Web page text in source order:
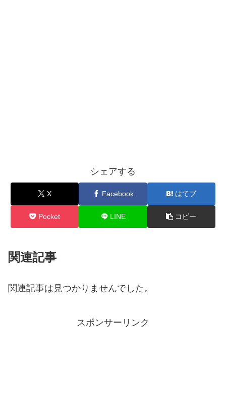
シェアする
X Facebook はてブ
Pocket LINE コピー
関連記事
関連記事は見つかりませんでした。
スポンサーリンク